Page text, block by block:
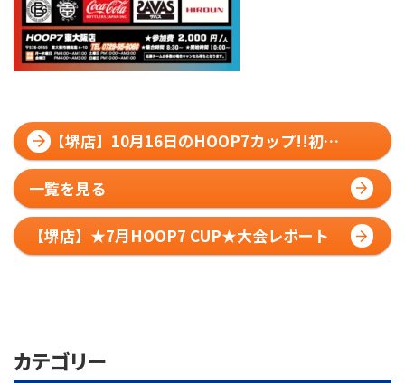
【堺店】10月16日のHOOP7カップ!!初中
級/経験者リーグエントリー募集中!!
一覧を見る
【堺店】★7月HOOP7 CUP★大会レポート
カテゴリー